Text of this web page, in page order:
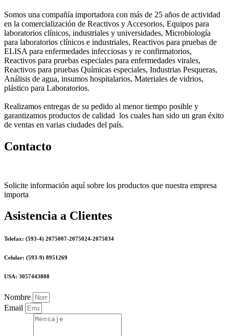
Somos una compañía importadora con más de 25 años de actividad
en la comercialización de Reactivos y Accesorios, Equipos para
laboratorios clínicos, industriales y universidades, Microbiología
para laboratorios clínicos e industriales, Reactivos para pruebas de
ELISA para enfermedades infecciosas y re confirmatorios,
Reactivos para pruebas especiales para enfermedades virales,
Reactivos para pruebas Químicas especiales, Industrias Pesqueras,
Análisis de agua, insumos hospitalarios, Materiales de vidrios,
plástico para Laboratorios.
Realizamos entregas de su pedido al menor tiempo posible y
garantizamos productos de calidad los cuales han sido un gran éxito
de ventas en varias ciudades del país.
Contacto
Solicite información aquí sobre los productos que nuestra empresa
importa
Asistencia a Clientes
Telefax: (593-4) 2075007-2075024-2075034
Celular: (593-9) 8951269
USA: 3057443808
Nombre
Email